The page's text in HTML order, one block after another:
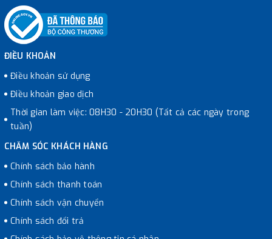
ĐIỀU KHOẢN
Điều khoản sử dụng
Điều khoản giao dịch
Thời gian làm việc: 08H30 - 20H30 (Tất cả các ngày trong
tuần)
CHĂM SÓC KHÁCH HÀNG
Chính sách bảo hành
Chính sách thanh toán
Chính sách vận chuyển
Chính sách đổi trả